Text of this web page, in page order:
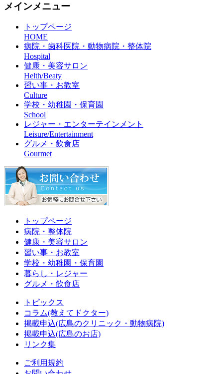
メインメニュー
トップページ
HOME
病院・歯科医院・動物病院・整体院
Hospital
健康・美容サロン
Helth/Beaty
習い事・お教室
Culture
学校・幼稚園・保育園
School
レジャー・エンターテインメント
Leisure/Entertainment
グルメ・飲食店
Gourmet
トップページ
病院・整体院
健康・美容サロン
習い事・お教室
学校・幼稚園・保育園
暮らし・レジャー
グルメ・飲食店
トピックス
コラム(教えてドクター)
掲載申込(広島のクリニック・動物病院)
掲載申込(広島のお店)
リンク集
ご利用規約